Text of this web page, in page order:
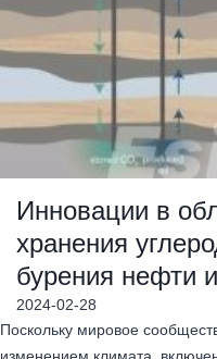
Инновации в
хранения
бурения нефти
2024-02-28
Поскольку мировое